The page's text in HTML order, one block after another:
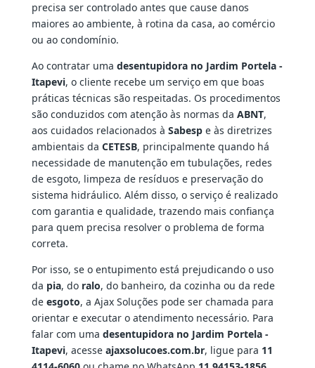
precisa ser controlado antes que cause danos
maiores ao ambiente, à rotina da casa, ao comércio
ou ao condomínio.
Ao contratar uma desentupidora no Jardim Portela -
Itapevi, o cliente recebe um serviço em que boas
práticas técnicas são respeitadas. Os procedimentos
são conduzidos com atenção às normas da ABNT,
aos cuidados relacionados à Sabespe às diretrizes
ambientais da CETESB, principalmente quando há
necessidade de manutenção em tubulações, redes
de esgoto, limpeza de resíduos e preservação do
sistema hidráulico. Além disso, o serviço é realizado
com garantia e qualidade, trazendo mais confiança
para quem precisa resolver o problema de forma
correta.
Por isso, se o entupimento está prejudicando o uso
da pia, do ralo, do banheiro, da cozinha ou da rede
de esgoto, a Ajax Soluções pode ser chamada para
orientar e executar o atendimento necessário. Para
falar com uma desentupidora no Jardim Portela -
Itapevi, acesse ajaxsolucoes.com.br, ligue para 11